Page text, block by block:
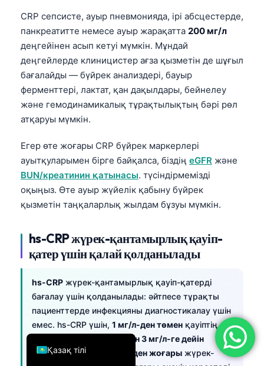
CRP сепсисте, ауыр пневмонияда, ірі абсцестерде,
панкреатитте немесе ауыр жарақатта 200 мг/л
деңгейінен асып кетуі мүмкін. Мұндай
деңгейлерде клиницистер ағза қызметін де шұғыл
бағалайды — бүйрек анализдері, бауыр
ферменттері, лактат, қан дақылдары, бейнелеу
және гемодинамикалық тұрақтылықтың бәрі рөл
атқаруы мүмкін.
Егер өте жоғары CRP бүйрек маркерлері
ауытқуларымен бірге байқалса, біздің eGFR және
BUN/креатинин қатынасы. түсіндірмемізді
оқыңыз. Өте ауыр жүйелік қабыну бүйрек
қызметін таңқаларлық жылдам бұзуы мүмкін.
hs-CRP жүрек-қантамырлық қауіп-
қатер үшін қалай қолданылады
hs-CRP жүрек-қантамырлық қауіп-қатерді
бағалау үшін қолданылады: әйтпесе тұрақты
пациенттерде инфекцияны диагностикалау үшін
емес. hs-CRP үшін, 1 мг/л-ден төмен қауіптің
1-ден 3 мг/л-ге дейін
орташа қауіп, ал
3 мг/л-ден жоғары жүрек-
Қазақ тілі
English
Deutsch
עִבְרִית
Italiano
Português
Ελληνικά
简体中文
فارسی
Български
Dansk
हिन्दी